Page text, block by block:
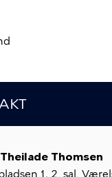
Thomsen
1, 2. sal.